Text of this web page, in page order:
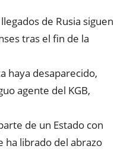
de Rusia siguen
tras el fin de la
haya desaparecido,
agente del KGB,
de un Estado con
ha librado del abrazo